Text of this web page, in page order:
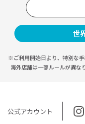
世
※ご利用開始日より、特別な
海外店舗は一部ルールが異な
公式アカウント